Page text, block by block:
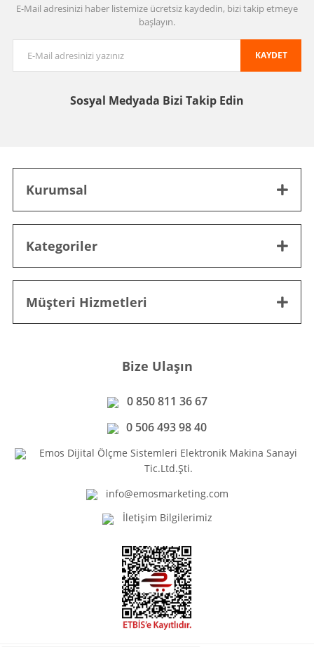
E-Mail adresinizi haber listemize ücretsiz kaydedin, bizi takip etmeye
başlayın.
KAYDET
Sosyal Medyada Bizi Takip Edin
Kurumsal
Kategoriler
Müşteri Hizmetleri
Bize Ulaşın
0 850 811 36 67
0 506 493 98 40
Emos Dijital Ölçme Sistemleri Elektronik Makina Sanayi
Tic.Ltd.Şti.
info@emosmarketing.com
İletişim Bilgilerimiz